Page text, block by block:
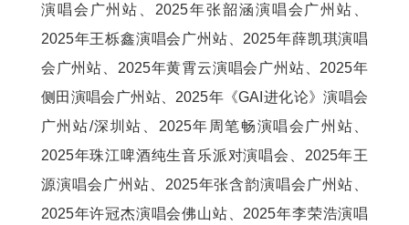
演唱会 广州站 2025年张韶涵演唱会 广州站
2025年王栎鑫演唱会 广州站 、2025年薛凯琪演唱
会 广州站 、2025年黄霄云演唱会 广州站 、2025年
侧田演唱会 广州站、2025年《GAI进化论》演唱会
广州站/深圳站、 2025年 周笔畅演唱会 广州站
2025年珠江啤酒纯生音乐派对演唱会、 2025年王
源演唱会 广州站 、2025年张含韵演唱会 广州站
2025年许冠杰演唱会佛山站、2025年李荣浩演唱